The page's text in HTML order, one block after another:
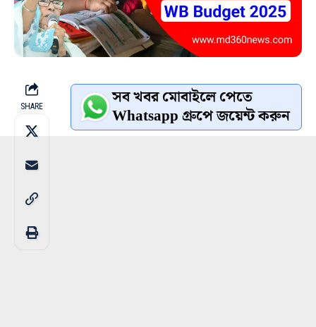
SHARE সব খবর মোবাইলে পেতে
Whatsapp গ্রুপে জয়েন্ট করুন